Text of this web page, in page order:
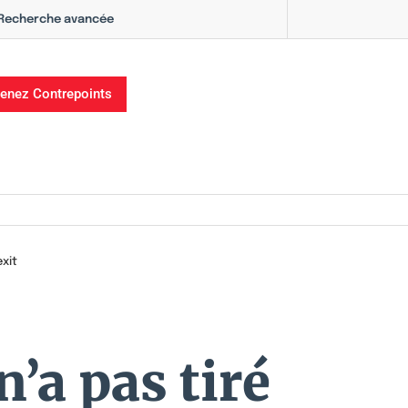
avancée
Contrepoints
pas tiré